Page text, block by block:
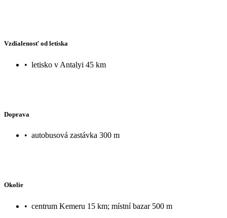
Vzdialenosť od letiska
• letisko v Antalyi 45 km
Doprava
• autobusová zastávka 300 m
Okolie
• centrum Kemeru 15 km; místní bazar 500 m